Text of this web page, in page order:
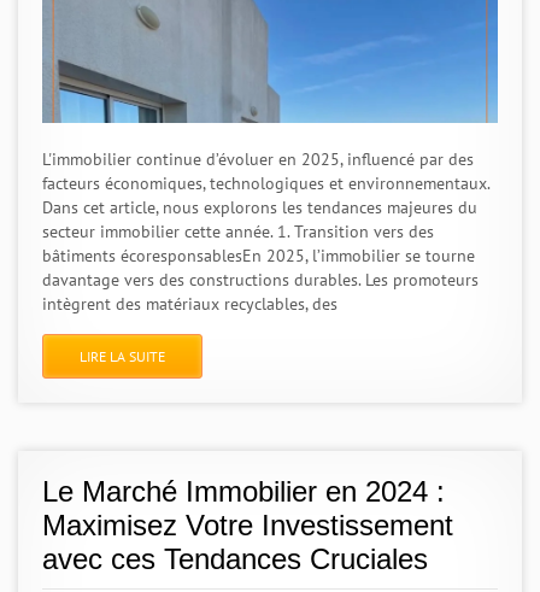
L'immobilier continue d’évoluer en 2025, influencé par des
facteurs économiques, technologiques et environnementaux.
Dans cet article, nous explorons les tendances majeures du
secteur immobilier cette année. 1. Transition vers des
bâtiments écoresponsablesEn 2025, l’immobilier se tourne
davantage vers des constructions durables. Les promoteurs
intègrent des matériaux recyclables, des
LIRE LA SUITE
Le Marché Immobilier en 2024 :
Maximisez Votre Investissement
avec ces Tendances Cruciales